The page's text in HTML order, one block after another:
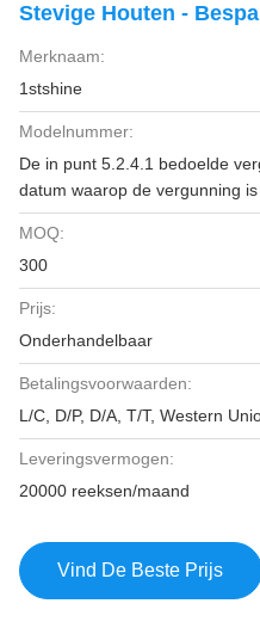
Stevige Houten -
Merknaam:
1stshine
Modelnummer:
De in punt 5.2.4.1 bedoelde
datum waarop de vergunning
MOQ:
300
Prijs:
Onderhandelbaar
Betalingsvoorwaarden:
L/C, D/P, D/A, T/T, Western
Leveringsvermogen:
20000 reeksen/maand
Vind De Beste Prijs